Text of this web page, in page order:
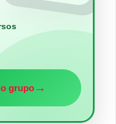
grupo→